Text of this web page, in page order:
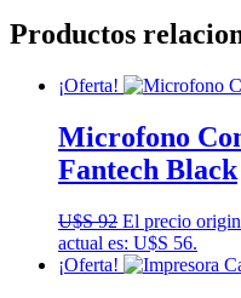
Productos
¡Oferta!
Microfono
Fantech Black
U$S92 El precio
actual es: U$S 56.
¡Oferta!